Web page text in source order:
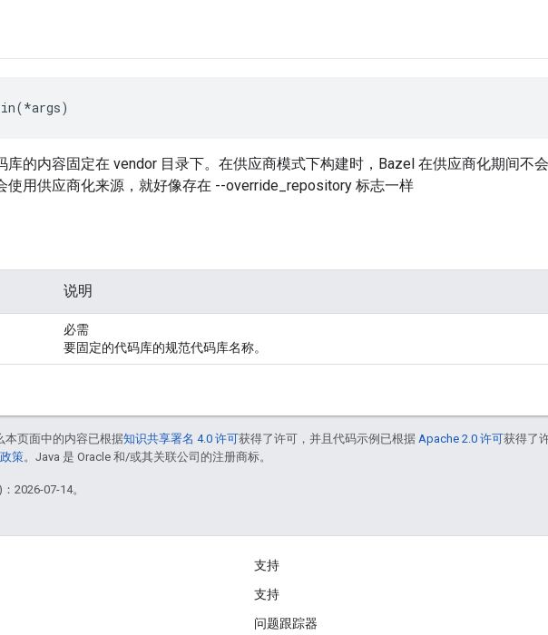
库的内容固定在 vendor 目录下。在供应商模式下构建时，Bazel 在供应商化期间不
使用供应商化来源，就好像存在 --override_repository 标志一样
说明
必需
要固定的代码库的规范代码库名称。
本页面中的内容已根据知识共享署名 4.0 许可获得了许可，并且代码示例已根据 Apache 2.0 许可获得了
策。Java 是 Oracle 和/或其关联公司的注册商标。
2026-07-14。
支持
支持
问题跟踪器